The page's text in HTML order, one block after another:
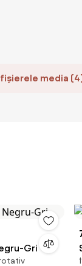
media
Gri